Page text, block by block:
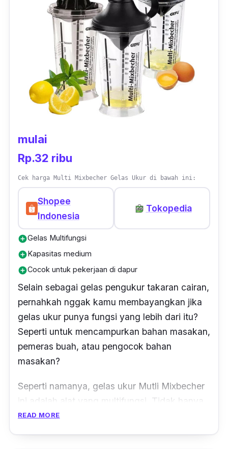
membantu menopang gelas ukur ini dapat
diletakan dengan aman.
mulai
Rp.32 ribu
Cek harga Multi Mixbecher Gelas Ukur di bawah ini:
Shopee
Indonesia
Tokopedia
add_circleGelas Multifungsi
add_circleKapasitas medium
add_circleCocok untuk pekerjaan di dapur
Selain sebagai gelas pengukur takaran cairan,
pernahkah nggak kamu membayangkan jika
gelas ukur punya fungsi yang lebih dari itu?
Seperti untuk mencampurkan bahan masakan,
pemeras buah, atau pengocok bahan
masakan?
Seperti namanya, gelas ukur Mutli Mixbecher
ini adalah alat yang multifungsi. Tidak hanya
sebagai sebuah gelas ukur saja, tapi kamu
READ MORE